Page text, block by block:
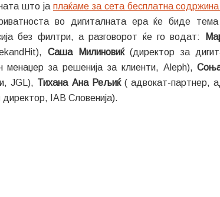
што ја плаќаме за сета бесплатна
во дигиталната ера ќе биде тема
без филтри, а разговорот ќе го водат:
Саша Милиновиќ(директор за
менаџер за решенија за клиенти, Aleph),
JGL), Тихана Ана Рељиќ( адвокат-партнер,
IAB Словенија).